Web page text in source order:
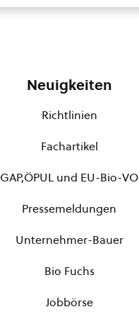
Neuigkeiten
Richtlinien
Fachartikel
GAP,ÖPUL und EU-Bio-VO
Pressemeldungen
Unternehmer-Bauer
Bio Fuchs
Jobbörse